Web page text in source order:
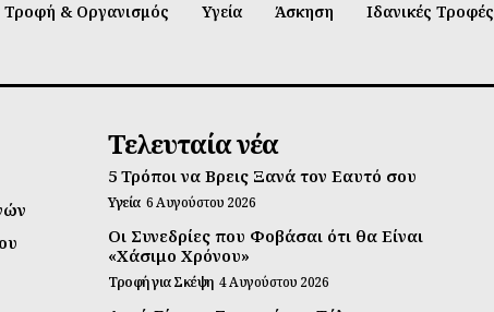
Τροφή & Οργανισμός Υγεία Άσκηση Ιδανικές Τροφές
Τελευταία νέα
5 Τρόποι να Βρεις Ξανά τον Εαυτό σου
Υγεία 6 Αυγούστου 2026
Οι Συνεδρίες που Φοβάσαι ότι θα Είναι
«Χάσιμο Χρόνου»
Τροφή για Σκέψη 4 Αυγούστου 2026